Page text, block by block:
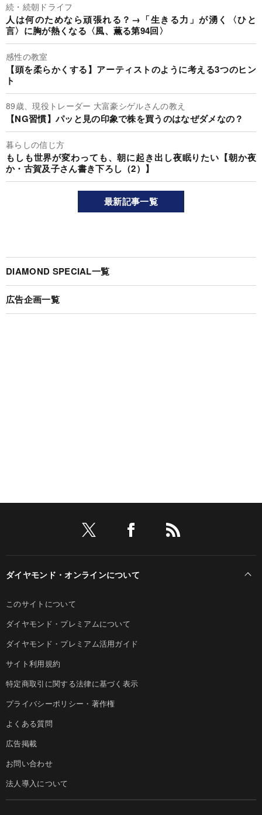
続・続朝ドライフ
人は何のためなら頑張れる？→「生きる力」が湧く〈ひと
言〉に胸が熱くなる〈風、薫る第94回〉
感性の教室
【頭を柔らかくする】アーティストのように考える3つのヒン
ト
89歳、現役トレーダー 大富豪シゲルさんの教え
【NG習慣】パッと見の印象で株を買うのはなぜダメなの？
暮らしの信じ方
もしも世界が変わっても、朝に起き出し夜眠りたい【朝か夜
か・古賀及子さん書き下ろし（2）】
最新記事一覧
DIAMOND SPECIAL一覧
広告企画一覧
ダイヤモンド・オンラインについて
このサイトについて
ダイヤモンド・プレミアムについて
ダイヤモンド・プレミアム活用ガイド
サイト利用規約
特定商取引に関する法律に基づく表示
プライバシーポリシー・著作権
よくある質問
広告掲載
お問い合わせ
法人導入について